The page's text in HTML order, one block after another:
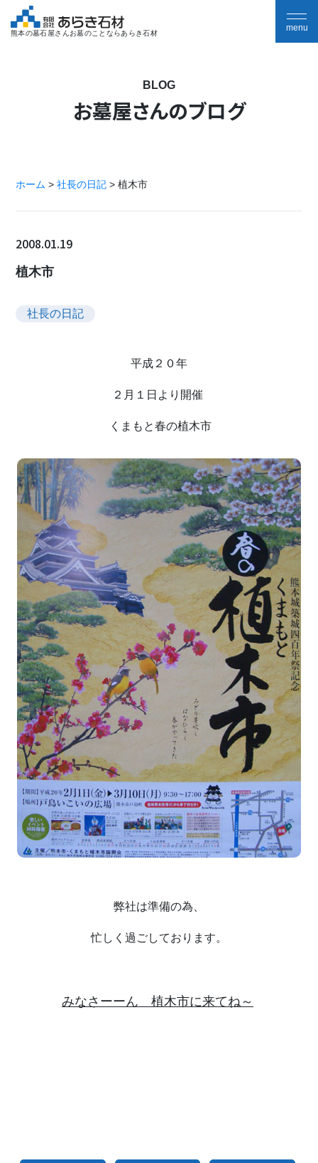
熊本の墓石屋さんお墓のことならあらき石材
BLOG
お墓屋さんのブログ
ホーム >社長の日記 >植木市
2008.01.19
植木市
社長の日記
平成２０年
２月１日より開催
くまもと春の植木市
弊社は準備の為、
忙しく過ごしております。
みなさーーん 植木市に来てね～